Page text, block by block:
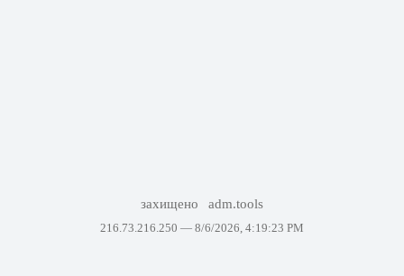
захищено adm.tools
216.73.216.250 — 8/6/2026, 4:19:23 PM